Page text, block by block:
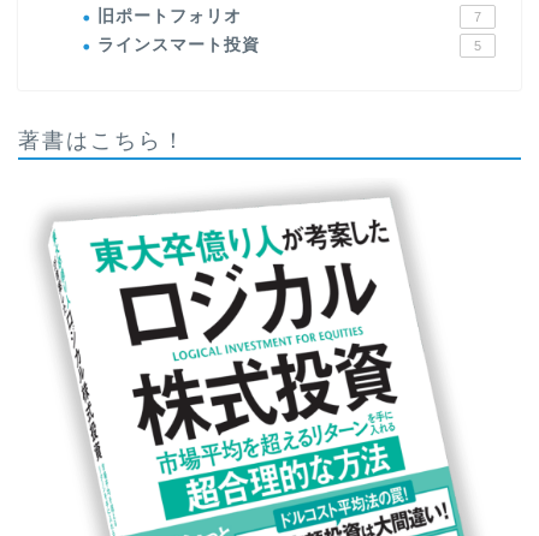
旧ポートフォリオ 7
ラインスマート投資 5
著書はこちら！